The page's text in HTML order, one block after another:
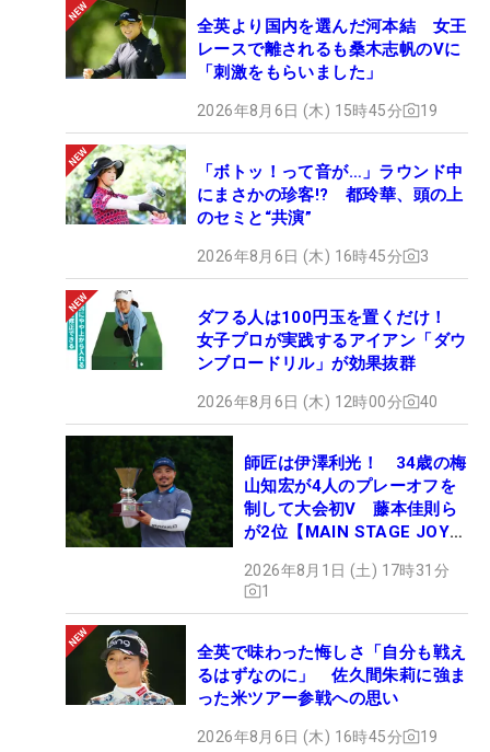
全英より国内を選んだ河本結 女王
レースで離されるも桑木志帆のVに
「刺激をもらいました」
2026年8月6日 (木) 15時45分 19
「ボトッ！って音が…」ラウンド中
にまさかの珍客!? 都玲華、頭の上
のセミと“共演”
2026年8月6日 (木) 16時45分 3
ダフる人は100円玉を置くだけ！
女子プロが実践するアイアン「ダウ
ンブロードリル」が効果抜群
2026年8月6日 (木) 12時00分 40
師匠は伊澤利光！ 34歳の梅
山知宏が4人のプレーオフを
制して大会初V 藤本佳則ら
が2位【MAIN STAGE JOYX
2026年8月1日 (土) 17時31分
1
全英で味わった悔しさ「自分も戦え
るはずなのに」 佐久間朱莉に強ま
った米ツアー参戦への思い
2026年8月6日 (木) 16時45分 19